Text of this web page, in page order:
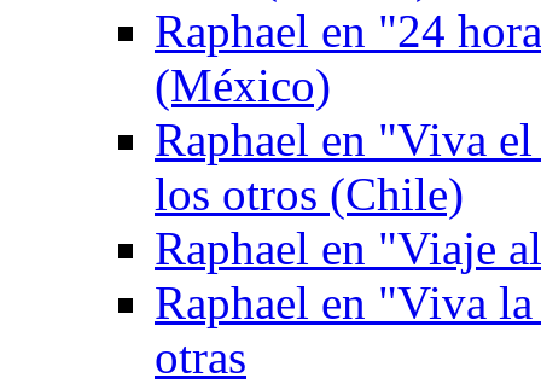
Raphael en "24
(México)
Raphael en "Viva
los otros (Chile)
Raphael en "Viaje
Raphael en "Viva
otras